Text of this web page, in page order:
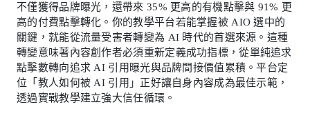
不僅獲得品牌曝光，還帶來 35% 更高的有機點擊與 91% 更
高的付費點擊轉化。你的教學平台若能掌握被 AIO 選中的
關鍵，就能從流量受害者轉變為 AI 時代的首選來源。這種
轉變意味著內容創作者必須重新定義成功指標，從單純追求
點擊數轉向追求 AI 引用曝光與品牌間接價值累積。平台定
位「教人如何被 AI 引用」正好讓自身內容成為最佳示範，
透過實戰教學建立強大信任循環。